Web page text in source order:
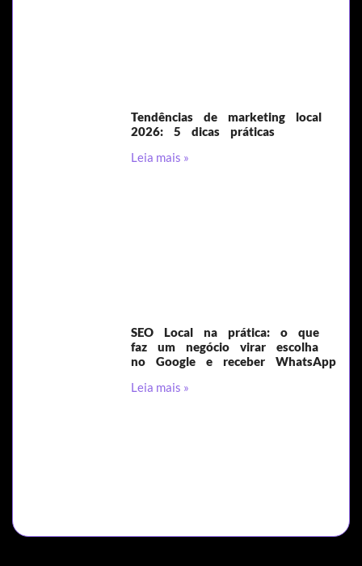
Tendências de marketing local
2026: 5 dicas práticas
Leia mais »
SEO Local na prática: o que
faz um negócio virar escolha
no Google e receber WhatsApp
Leia mais »